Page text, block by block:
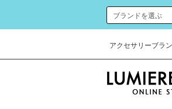
アクセサリーブラ